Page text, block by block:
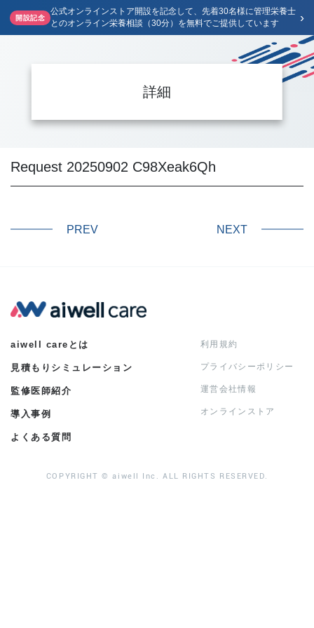
開設記念
公式オンラインストア開設を記念して、先着30名様に管理栄養士
とのオンライン栄養相談（30分）を無料でご提供しています
›
詳細
Request 20250902 C98Xeak6Qh
PREV NEXT
aiwell careとは
見積もりシミュレーション
監修医師紹介
導入事例
よくある質問
利用規約
プライバシーポリシー
運営会社情報
オンラインストア
COPYRIGHT © aiwell Inc. ALL RIGHTS RESERVED.